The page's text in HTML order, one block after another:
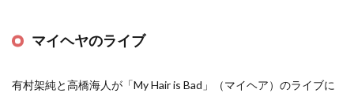
マイヘヤのライブ
有村架純と高橋海人が「My Hair is Bad」（マイヘア）のライブに